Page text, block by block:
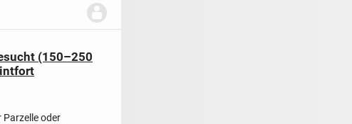
(150–250
Parzelle oder